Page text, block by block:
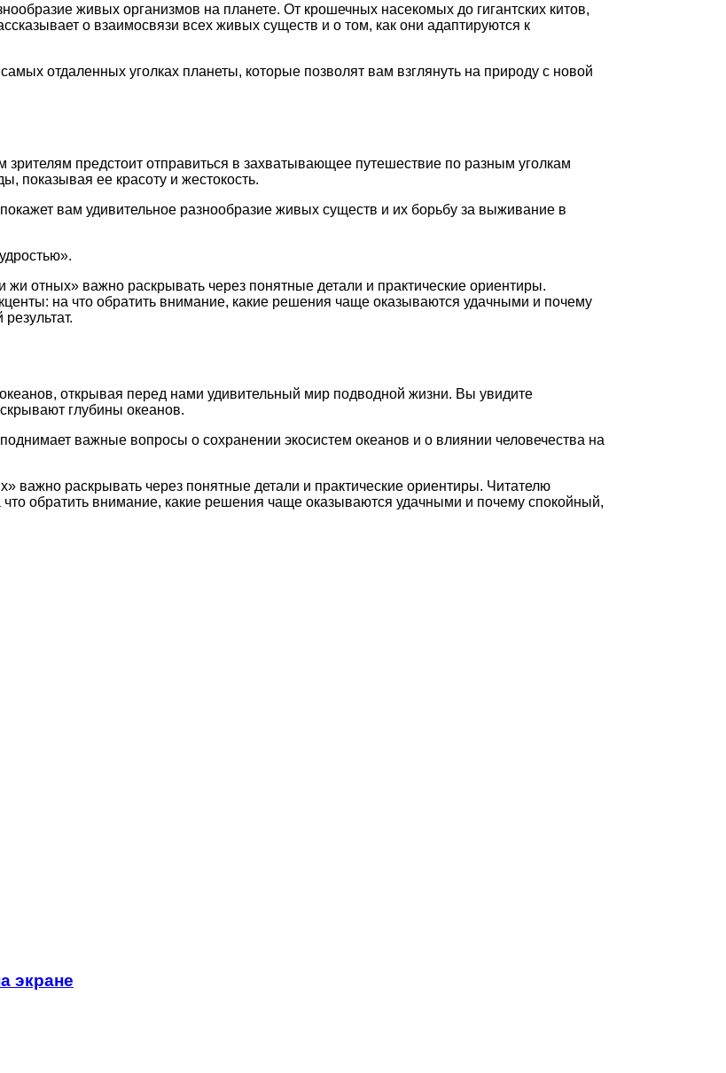
живых организмов на планете. От крошечных насекомых до гигантских китов,
о взаимосвязи всех живых существ и о том, как они адаптируются к
отдаленных уголках планеты, которые позволят вам взглянуть на природу с новой
зрителям предстоит отправиться в захватывающее путешествие по разным уголкам
показывая ее красоту и жестокость.
покажет вам удивительное разнообразие живых существ и их борьбу за выживание в
отных» важно раскрывать через понятные детали и практические ориентиры.
на что обратить внимание, какие решения чаще оказываются удачными и почему
открывая перед нами удивительный мир подводной жизни. Вы увидите
глубины океанов.
важные вопросы о сохранении экосистем океанов и о влиянии человечества на
важно раскрывать через понятные детали и практические ориентиры. Читателю
обратить внимание, какие решения чаще оказываются удачными и почему спокойный,
экране